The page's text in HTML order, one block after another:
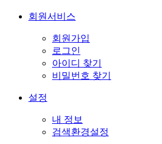
회원서비스
회원가입
로그인
아이디 찾기
비밀번호 찾기
설정
내 정보
검색환경설정